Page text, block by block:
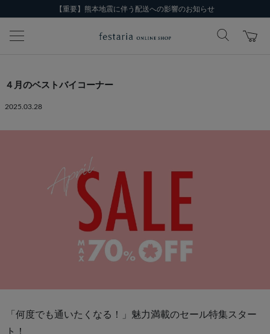
【重要】熊本地震に伴う配送への影響のお知らせ
４月のベストバイコーナー
2025.03.28
「何度でも通いたくなる！」魅力満載のセール特集スター
ト！